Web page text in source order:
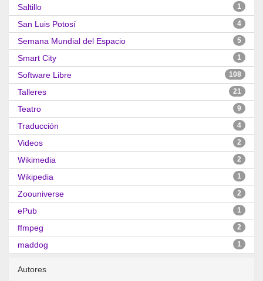
Saltillo 1
San Luis Potosí 4
Semana Mundial del Espacio 5
Smart City 1
Software Libre 108
Talleres 21
Teatro 9
Traducción 4
Videos 2
Wikimedia 2
Wikipedia 1
Zoouniverse 2
ePub 1
ffmpeg 2
maddog 1
Autores